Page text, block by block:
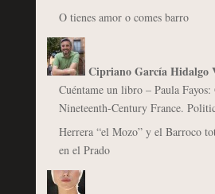
O tienes amor o comes barro
Cipriano García Hidalgo
Cuéntame un libro – Paula Fayos:
Nineteenth-Century France.
Herrera “el Mozo” y el Barroco
en el Prado